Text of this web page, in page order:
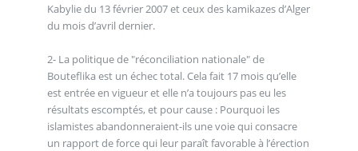
Kabylie du 13 février 2007 et ceux des kamikazes d’Alger
du mois d’avril dernier.
2- La politique de "réconciliation nationale" de
Bouteflika est un échec total. Cela fait 17 mois qu’elle
est entrée en vigueur et elle n’a toujours pas eu les
résultats escomptés, et pour cause : Pourquoi les
islamistes abandonneraient-ils une voie qui consacre
un rapport de force qui leur paraît favorable à l’érection